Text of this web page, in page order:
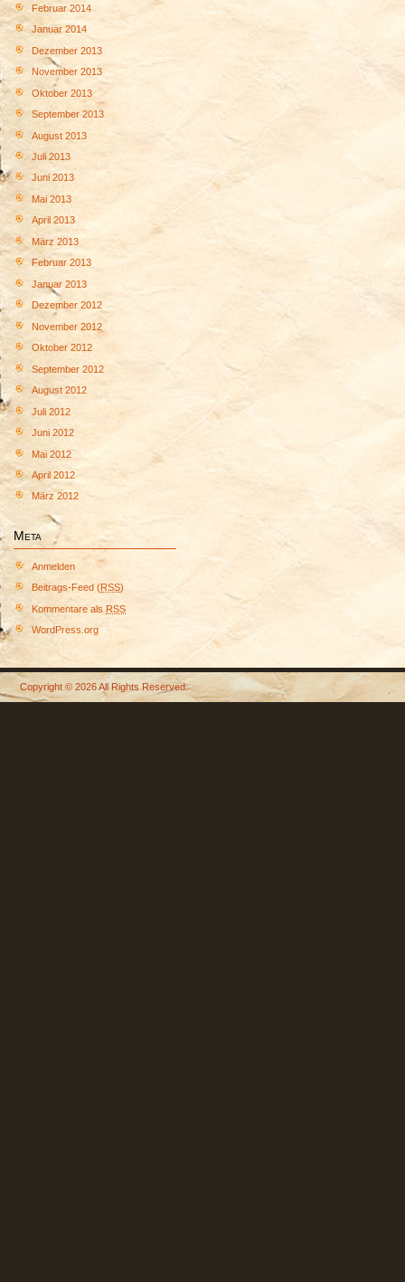
Februar 2014
Januar 2014
Dezember 2013
November 2013
Oktober 2013
September 2013
August 2013
Juli 2013
Juni 2013
Mai 2013
April 2013
März 2013
Februar 2013
Januar 2013
Dezember 2012
November 2012
Oktober 2012
September 2012
August 2012
Juli 2012
Juni 2012
Mai 2012
April 2012
März 2012
Meta
Anmelden
Beitrags-Feed (RSS)
Kommentare als RSS
WordPress.org
Copyright © 2026 All Rights Reserved.